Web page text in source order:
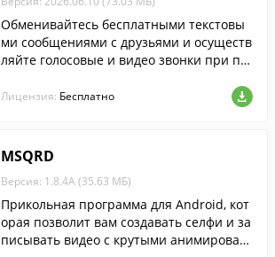
Обменивайтесь бесплатными текстовы
ми сообщениями с друзьями и осуществ
ляйте голосовые и видео звонки при по
Лицензия: Бесплатно
MSQRD
Версия: 1.8.4A (35.63 МБ)
Прикольная программа для Android, кот
орая позволит вам создавать селфи и за
писывать видео с крутыми анимирован